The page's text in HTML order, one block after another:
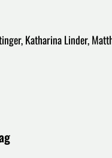
Katharina Linder,